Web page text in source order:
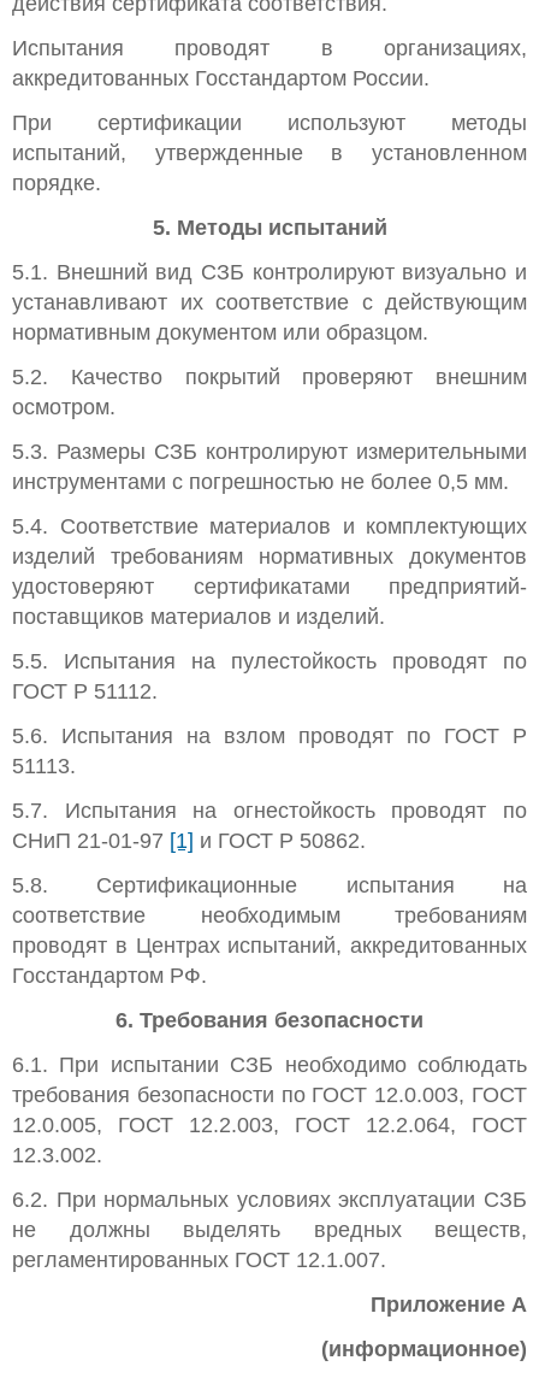
Испытания проводят в организациях,
аккредитованных Госстандартом России.
При сертификации используют методы
испытаний, утвержденные в установленном
порядке.
5. Методы испытаний
5.1. Внешний вид СЗБ контролируют визуально и
устанавливают их соответствие с действующим
нормативным документом или образцом.
5.2. Качество покрытий проверяют внешним
осмотром.
5.3. Размеры СЗБ контролируют измерительными
инструментами с погрешностью не более 0,5 мм.
5.4. Соответствие материалов и комплектующих
изделий требованиям нормативных документов
удостоверяют сертификатами предприятий-
поставщиков материалов и изделий.
5.5. Испытания на пулестойкость проводят по
ГОСТ Р 51112.
5.6. Испытания на взлом проводят по ГОСТ Р
51113.
5.7. Испытания на огнестойкость проводят по
СНиП 21-01-97 [1] и ГОСТ Р 50862.
5.8. Сертификационные испытания на
соответствие необходимым требованиям
проводят в Центрах испытаний, аккредитованных
Госстандартом РФ.
6. Требования безопасности
6.1. При испытании СЗБ необходимо соблюдать
требования безопасности по ГОСТ 12.0.003, ГОСТ
12.0.005, ГОСТ 12.2.003, ГОСТ 12.2.064, ГОСТ
12.3.002.
6.2. При нормальных условиях эксплуатации СЗБ
не должны выделять вредных веществ,
регламентированных ГОСТ 12.1.007.
Приложение А
(информационное)